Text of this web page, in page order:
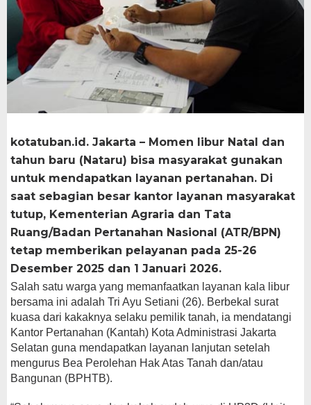
kotatuban.id. Jakarta – Momen libur Natal dan
tahun baru (Nataru) bisa masyarakat gunakan
untuk mendapatkan layanan pertanahan. Di
saat sebagian besar kantor layanan masyarakat
tutup, Kementerian Agraria dan Tata
Ruang/Badan Pertanahan Nasional (ATR/BPN)
tetap memberikan pelayanan pada 25-26
Desember 2025 dan 1 Januari 2026.
Salah satu warga yang memanfaatkan layanan kala libur
bersama ini adalah Tri Ayu Setiani (26). Berbekal surat
kuasa dari kakaknya selaku pemilik tanah, ia mendatangi
Kantor Pertanahan (Kantah) Kota Administrasi Jakarta
Selatan guna mendapatkan layanan lanjutan setelah
mengurus Bea Perolehan Hak Atas Tanah dan/atau
Bangunan (BPHTB).